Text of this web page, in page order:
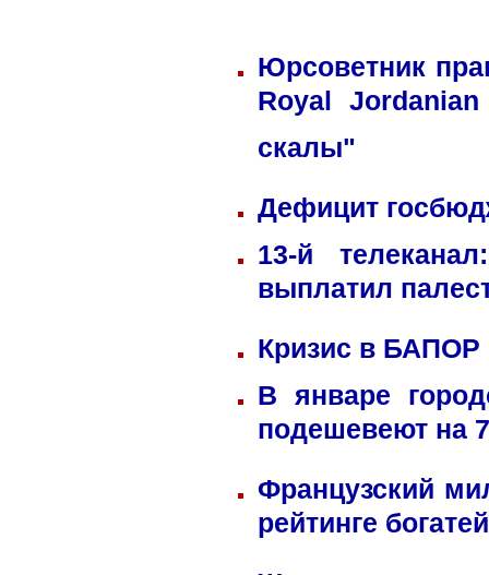
Юрсоветник
Royal
скалы"
Дефицит
13-й
выплатил
Кризис в БАПОР
В январе
подешевеют на
Французский
рейтинге